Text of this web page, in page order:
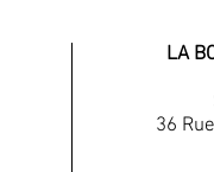
LA
36